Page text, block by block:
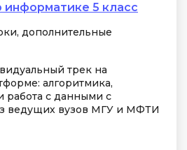
информатике 5 класс
дополнительные
трек на
алгоритмика,
работа с данными с
ведущих вузов МГУ и МФТИ